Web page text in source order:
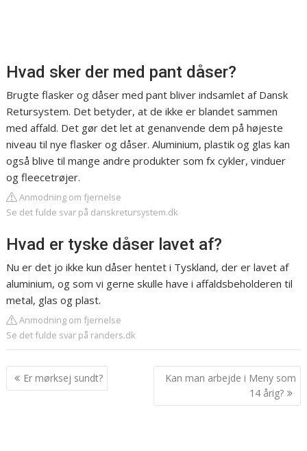
Hvad sker der med pant dåser?
Brugte flasker og dåser med pant bliver indsamlet af Dansk
Retursystem. Det betyder, at de ikke er blandet sammen
med affald. Det gør det let at genanvende dem på højeste
niveau til nye flasker og dåser. Aluminium, plastik og glas kan
også blive til mange andre produkter som fx cykler, vinduer
og fleecetrøjer.
Anmodning om fjernelse
Se det fulde svar på danskretursystem.dk
Hvad er tyske dåser lavet af?
Nu er det jo ikke kun dåser hentet i Tyskland, der er lavet af
aluminium, og som vi gerne skulle have i affaldsbeholderen til
metal, glas og plast.
Anmodning om fjernelse
Se det fulde svar på randers.dk
Indlægsnavigation
Er mørksej sundt?
Kan man arbejde i Meny som
14 årig?